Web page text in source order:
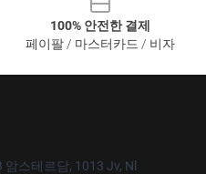
100% 안전한 결제
페이팔 / 마스터카드 / 비자
스테르담, 1013 Jv, Nl